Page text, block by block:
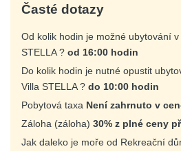
Časté dotazy
Od kolik hodin je možné ubytování
STELLA ? od 16:00 hodin
Do kolik hodin je nutné opustit
Villa STELLA ? do 10:00 hodin
Pobytová taxa Není zahrnuto v
Záloha (záloha) 30% z plné ceny
Jak daleko je moře od Rekreační